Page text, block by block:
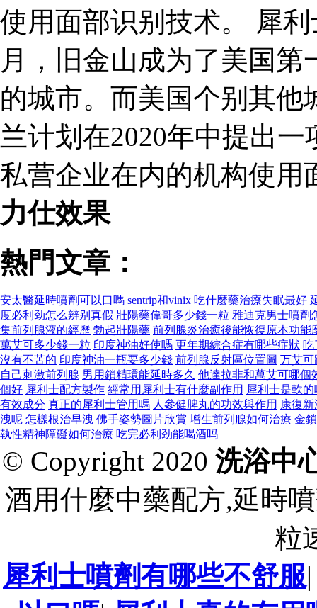
使用面部识别技术。 犀
月，旧金山成为了美国
的城市。而美国个别其
兰计划在2020年中提出
私营企业在内的机构使
力仕效果
熱門文章：
安太醫延時噴劑可以口嗎 sentrip和vinix 吃什麼藥治療失眠最好
度必利劲怎么辨别真假 壯陽藥偉哥多少錢一粒 雅迪克男士噴劑
集前列腺液的經歷 勃起壯陽藥 前列腺炎治癒後能恢復原本功能
萬艾可多少錢一粒 印度神油好使嗎 更年期綜合症有哪些症狀 吃
沒有不苦的 印度神油一瓶要多少錢 前列腺反射區位置圖 万艾可
自己刺激前列腺 男用鎖精環能延時多久 他達拉非和萬艾可哪個
個好 犀利士配方製作 經常用犀利士有什麼副作用 犀利士是軟
有效成分 真正的犀利士管用嗎 人參健脾丸的功效與作用 康復
洩呢 怎樣根治早洩 佛手姿勢圖片欣賞 增生前列腺如何治療 金
執性精神障礙如何治療 吃完必利劲能喝酒吗
© Copyright 2020 洗浴中
酒用什麼中藥配方,延時
粒
犀利士噴劑有哪些不舒服